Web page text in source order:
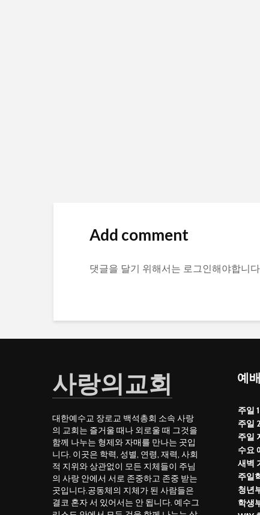
Add comment
댓글을 달기 위해서는 로그인해야합니
사랑의교회
대한예수교 장로교 백석총회 소속 사랑
의 교회는 즐거울 때나 외로울 때 그것을
함께 나누는 형제와 자매를 만나는 곳입
니다. 이곳은 학력, 성별, 연령, 재력, 사회
적 지위와 상관없이 모든 지체들이 주님
의 사랑 안에서 서로 존중하고 존중 받는
곳입니다.공동체의 지체가 된 사람들은
결코 혼자 서 있어서는 안 됩니다. 예수그
예
주일
주일
주일
수요
새벽
주일
청년
학생